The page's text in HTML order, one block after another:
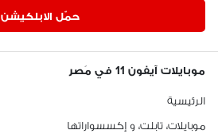
حمّل الابلكيشن
موبايلات آيفون 11 في مَصر
الرئيسية
موبايلات، تابلت، و إكسسواراتها